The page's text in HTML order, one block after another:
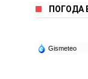
ПОГОДА
Gismeteo